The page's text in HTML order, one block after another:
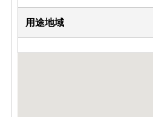
用途地域